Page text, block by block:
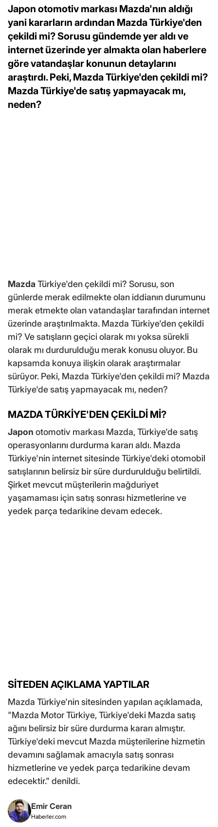
Japon otomotiv markası Mazda'nın aldığı
yani kararların ardından Mazda Türkiye'den
çekildi mi? Sorusu gündemde yer aldı ve
internet üzerinde yer almakta olan haberlere
göre vatandaşlar konunun detaylarını
araştırdı. Peki, Mazda Türkiye'den çekildi mi?
Mazda Türkiye'de satış yapmayacak mı,
neden?
Mazda Türkiye'den çekildi mi? Sorusu, son
günlerde merak edilmekte olan iddianın durumunu
merak etmekte olan vatandaşlar tarafından internet
üzerinde araştırılmakta. Mazda Türkiye'den çekildi
mi? Ve satışların geçici olarak mı yoksa sürekli
olarak mı durdurulduğu merak konusu oluyor. Bu
kapsamda konuya ilişkin olarak araştırmalar
sürüyor. Peki, Mazda Türkiye'den çekildi mi? Mazda
Türkiye'de satış yapmayacak mı, neden?
MAZDA TÜRKİYE'DEN ÇEKİLDİ Mİ?
Japon otomotiv markası Mazda, Türkiye'de satış
operasyonlarını durdurma kararı aldı. Mazda
Türkiye'nin internet sitesinde Türkiye'deki otomobil
satışlarının belirsiz bir süre durdurulduğu belirtildi.
Şirket mevcut müşterilerin mağduriyet
yaşamaması için satış sonrası hizmetlerine ve
yedek parça tedarikine devam edecek.
SİTEDEN AÇIKLAMA YAPTILAR
Mazda Türkiye'nin sitesinden yapılan açıklamada,
"Mazda Motor Türkiye, Türkiye'deki Mazda satış
ağını belirsiz bir süre durdurma kararı almıştır.
Türkiye'deki mevcut Mazda müşterilerine hizmetin
devamını sağlamak amacıyla satış sonrası
hizmetlerine ve yedek parça tedarikine devam
edecektir." denildi.
Emir Ceran
Haberler.com